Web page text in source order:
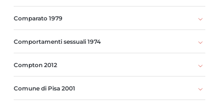
Comparato 1979
Comportamenti sessuali 1974
Compton 2012
Comune di Pisa 2001